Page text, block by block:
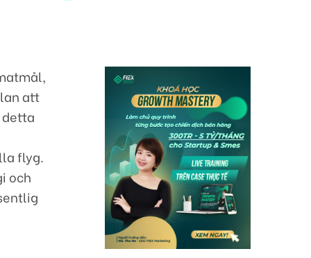
att
detta
flyg.
och